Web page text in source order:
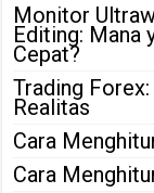
Monitor
Editing: Mana
Cepat?
Trading
Realitas
Cara
Cara